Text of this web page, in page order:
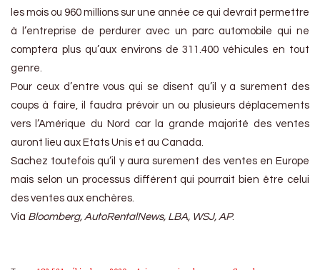
les mois ou 960 millions sur une année ce qui devrait permettre
à l’entreprise de perdurer avec un parc automobile qui ne
comptera plus qu’aux environs de 311.400 véhicules en tout
genre.
Pour ceux d’entre vous qui se disent qu’il y a surement des
coups à faire, il faudra prévoir un ou plusieurs déplacements
vers l’Amérique du Nord car la grande majorité des ventes
auront lieu aux Etats Unis et au Canada.
Sachez toutefois qu’il y aura surement des ventes en Europe
mais selon un processus différent qui pourrait bien être celui
des ventes aux enchères.
Via Bloomberg, AutoRentalNews, LBA, WSJ, AP.